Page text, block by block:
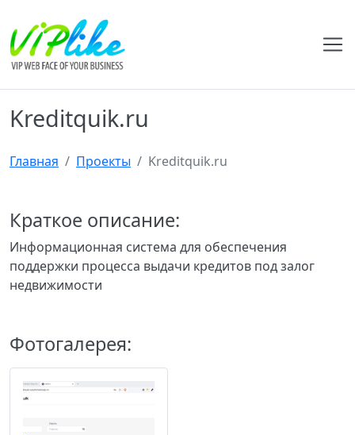
Kreditquik.ru
Главная Проекты Kreditquik.ru
Краткое описание:
Информационная система для обеспечения
поддержки процесса выдачи кредитов под залог
недвижимости
Фотогалерея: